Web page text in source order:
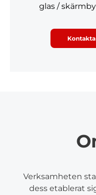
glas /
Kontakta
Verksamheten
dess etablerat